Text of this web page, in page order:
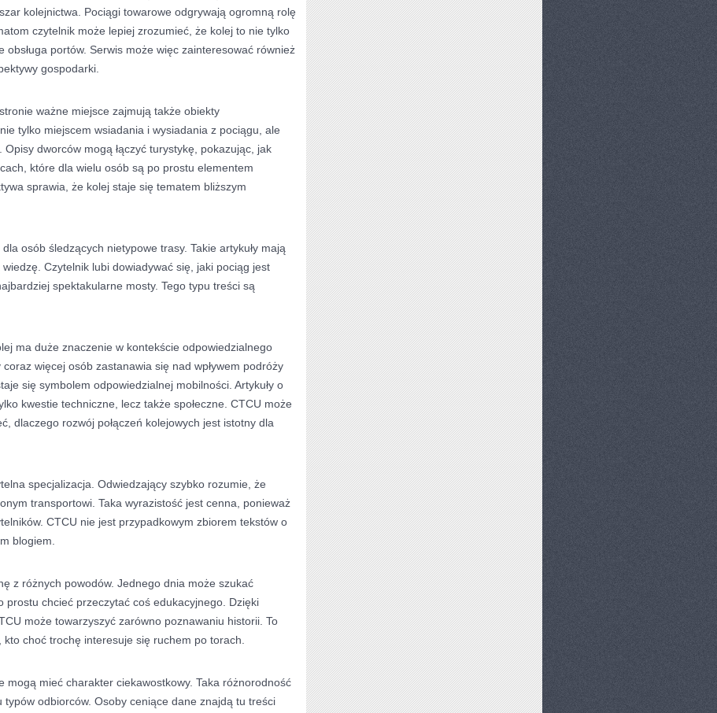
kolejnictwa. Pociągi towarowe odgrywają ogromną rolę
czytelnik może lepiej zrozumieć, że kolej to nie tylko
obsługa portów. Serwis może więc zainteresować również
gospodarki.
ważne miejsce zajmują także obiekty
tylko miejscem wsiadania i wysiadania z pociągu, ale
Opisy dworców mogą łączyć turystykę, pokazując, jak
które dla wielu osób są po prostu elementem
sprawia, że kolej staje się tematem bliższym
osób śledzących nietypowe trasy. Takie artykuły mają
wiedzę. Czytelnik lubi dowiadywać się, jaki pociąg jest
spektakularne mosty. Tego typu treści są
ma duże znaczenie w kontekście odpowiedzialnego
więcej osób zastanawia się nad wpływem podróży
się symbolem odpowiedzialnej mobilności. Artykuły o
kwestie techniczne, lecz także społeczne. CTCU może
dlaczego rozwój połączeń kolejowych jest istotny dla
specjalizacja. Odwiedzający szybko rozumie, że
transportowi. Taka wyrazistość jest cenna, ponieważ
CTCU nie jest przypadkowym zbiorem tekstów o
blogiem.
z różnych powodów. Jednego dnia może szukać
prostu chcieć przeczytać coś edukacyjnego. Dzięki
może towarzyszyć zarówno poznawaniu historii. To
choć trochę interesuje się ruchem po torach.
mogą mieć charakter ciekawostkowy. Taka różnorodność
odbiorców. Osoby ceniące dane znajdą tu treści